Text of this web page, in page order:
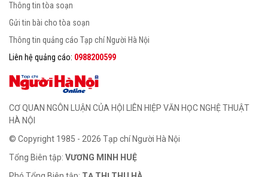
CƠ QUAN NGÔN LUẬN CỦA HỘI LIÊN HIỆP VĂN HỌC NGHỆ THUẬT
HÀ NỘI
© Copyright 1985 - 2026 Tạp chí Người Hà Nội
Tổng Biên tập: VƯƠNG MINH HUỆ
Thông tin tòa soạn
Gửi tin bài cho tòa soạn
Thông tin quảng cáo Tạp chí Người Hà Nội
Liên hệ quảng cáo: 0988200599